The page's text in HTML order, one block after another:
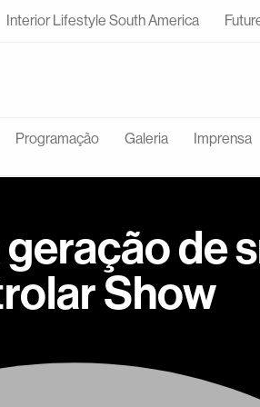
Interior Lifestyle South America
Programação Galeria Imprensa
de
Show